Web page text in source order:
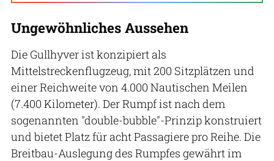
Ungewöhnliches Aussehen
Die Gullhyver ist konzipiert als
Mittelstreckenflugzeug, mit 200 Sitzplätzen und
einer Reichweite von 4.000 Nautischen Meilen
(7.400 Kilometer). Der Rumpf ist nach dem
sogenannten "double-bubble"-Prinzip konstruiert
und bietet Platz für acht Passagiere pro Reihe. Die
Breitbau-Auslegung des Rumpfes gewährt im